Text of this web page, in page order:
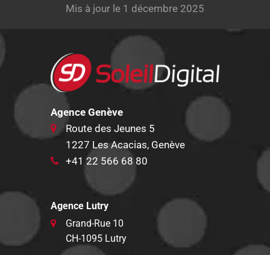
Mis à jour le 1 décembre 2025
Agence Genève
Route des Jeunes 5
1227 Les Acacias, Genève
+41 22 566 68 80
Agence Lutry
Grand-Rue 10
CH-1095 Lutry